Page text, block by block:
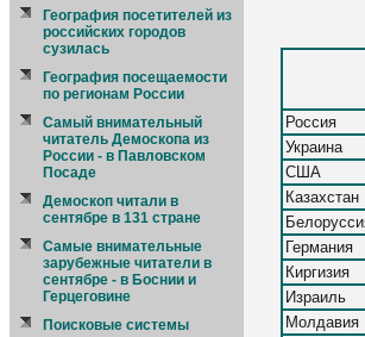
География посетителей из
российских городов
сузилась
География посещаемости
по регионам России
Cамый внимательный
читатель Демоскопа из
России - в Павловском
Посаде
Демоскоп читали в
сентябре в 131 стране
Самые внимательные
зарубежные читатели в
сентябре - в Боснии и
Герцеговине
Поисковые системы
Россия
Украина
США
Казахстан
Германия
Киргизия
Израиль
Молдавия